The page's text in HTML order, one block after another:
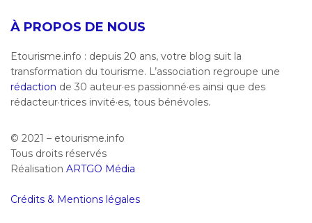
À PROPOS DE NOUS
Etourisme.info : depuis 20 ans, votre blog suit la
transformation du tourisme. L’association regroupe une
rédaction de 30 auteur·es passionné·es ainsi que des
rédacteur·trices invité·es, tous bénévoles.
© 2021 – etourisme.info
Tous droits réservés
Réalisation ARTGO Média
Crédits & Mentions légales